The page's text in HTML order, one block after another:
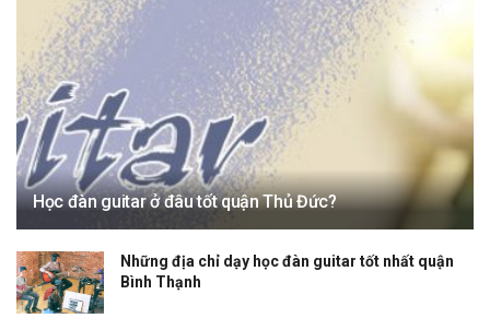
Học đàn guitar ở đâu tốt quận Thủ Đức?
Những địa chỉ dạy học đàn guitar tốt nhất quận
Bình Thạnh